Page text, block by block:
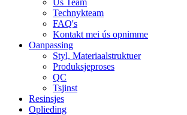
Us Team
Technykteam
FAQ's
Kontakt mei ús opnimme
Oanpassing
Styl, Materiaalstruktuer
Produksjeproses
QC
Tsjinst
Resinsjes
Oplieding